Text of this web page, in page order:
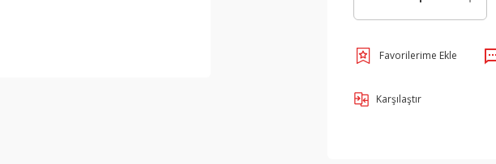
Karşılaştır